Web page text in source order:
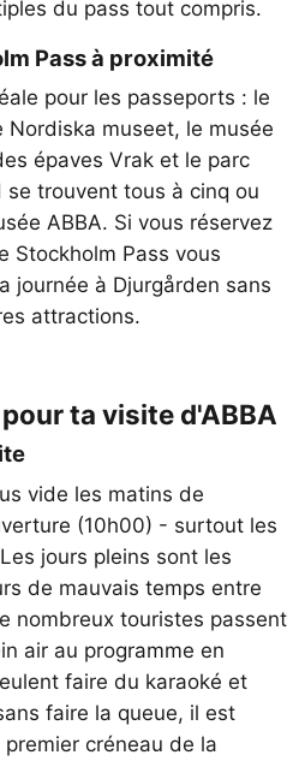
du pass tout compris.
Pass à proximité
pour les passeports : le
Nordiska museet, le musée
épaves Vrak et le parc
trouvent tous à cinq ou
ABBA. Si vous réservez
Stockholm Pass vous
journée à Djurgården sans
attractions.
ta visite d'ABBA
vide les matins de
(10h00) - surtout les
jours pleins sont les
de mauvais temps entre
nombreux touristes passent
air au programme en
faire du karaoké et
faire la queue, il est
créneau de la